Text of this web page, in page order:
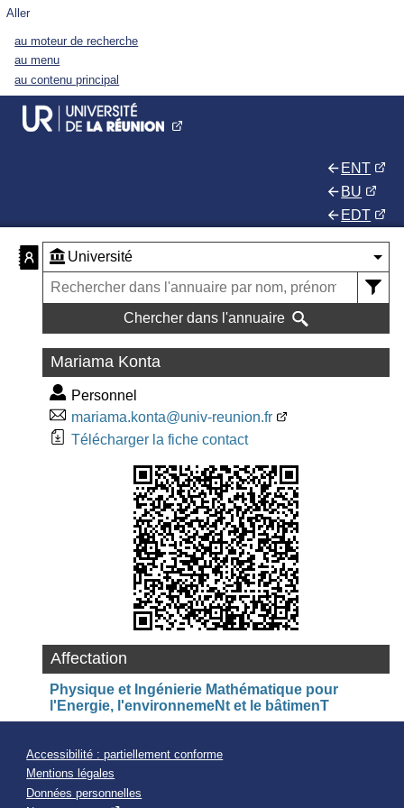
Aller
au moteur de recherche
au menu
au contenu principal
ENT
BU
EDT
Chercher dans l'annuaire
Mariama Konta
Personnel
mariama.konta@univ-reunion.fr
Télécharger la fiche contact
Affectation
Physique et Ingénierie Mathématique pour
l'Energie, l'environnemeNt et le bâtimenT
Accessibilité : partiellement conforme
Mentions légales
Données personnelles